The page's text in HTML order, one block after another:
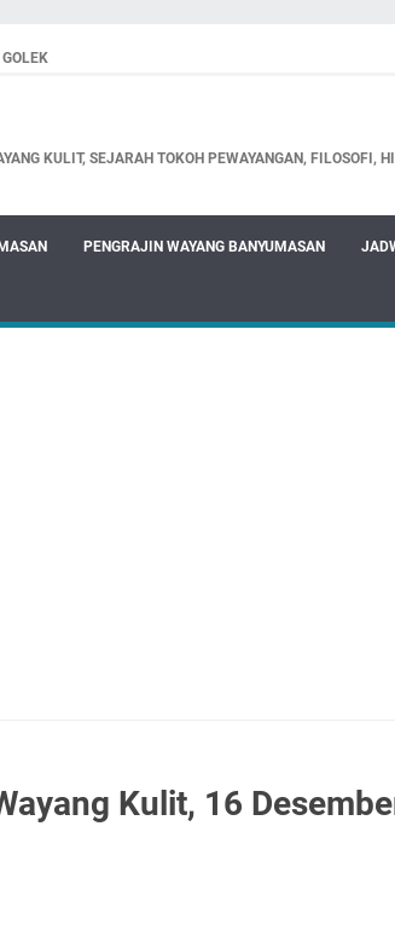
KULIT, SEJARAH TOKOH PEWAYANGAN, FILOSOFI,
PENGRAJIN WAYANG BANYUMASAN
Kulit, 16